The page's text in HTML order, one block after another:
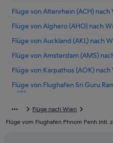
Flüge von Altenrhein (ACH) nach
Flüge von Alghero (AHO) nach
Flüge von Auckland (AKL) nach
Flüge von Amsterdam (AMS)
Flüge von Karpathos (AOK) nach
Flüge von Flughafen Sri Guru
(VIE)
Flüge von Appleton (ATW) nach
Flüge von Baia Mare (BAY) nach
Flüge nach Wien
Flüge vom Flughafen Phnom Penh Intl.